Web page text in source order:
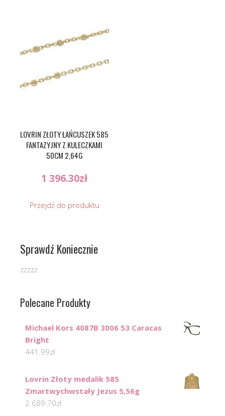
LOVRIN ZŁOTY ŁAŃCUSZEK 585
FANTAZYJNY Z KULECZKAMI
50CM 2,64G
1 396.30zł
Przejdź do produktu
Sprawdź Koniecznie
zzzzz
Polecane Produkty
Michael Kors 4087B 3006 53 Caracas
Bright
441.99zł
Lovrin Złoty medalik 585
Zmartwychwstały Jezus 5,56g
2 689.70zł